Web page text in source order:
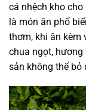
cá nhệch kho
là món ăn phổ
thơm, khi ăn kèm
chua ngọt,
sản không thể bỏ